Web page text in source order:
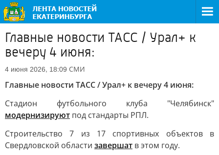
Главные новости ТАСС / Урал+ к
вечеру 4 июня:
4 июня 2026, 18:09 СМИ
Главные новости ТАСС / Урал+ к вечеру 4 июня:
Стадион футбольного клуба "Челябинск"
модернизируют под стандарты РПЛ.
Строительство 7 из 17 спортивных объектов в
Свердловской области завершат в этом году.